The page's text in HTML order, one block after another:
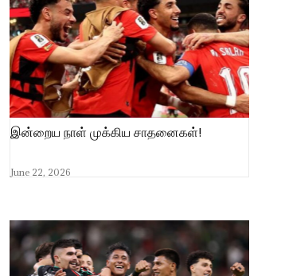
இன்றைய நாள் முக்கிய சாதனைகள்!
June 22, 2026